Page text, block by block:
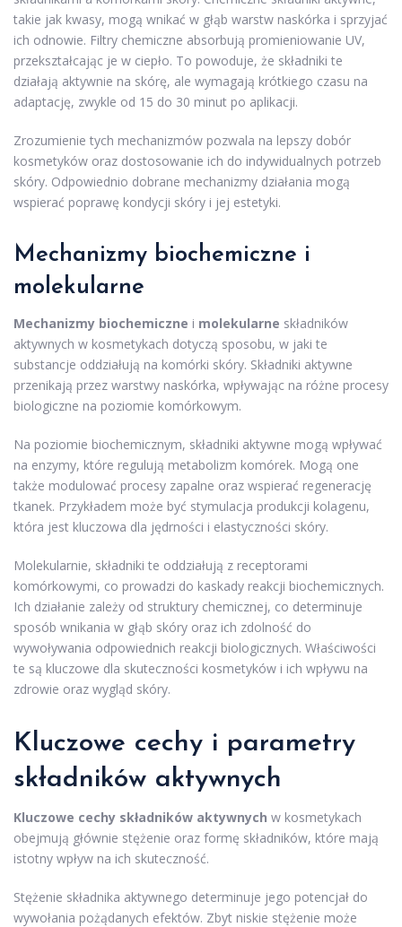
takie jak kwasy, mogą wnikać w głąb warstw naskórka i sprzyjać
ich odnowie. Filtry chemiczne absorbują promieniowanie UV,
przekształcając je w ciepło. To powoduje, że składniki te
działają aktywnie na skórę, ale wymagają krótkiego czasu na
adaptację, zwykle od 15 do 30 minut po aplikacji.
Zrozumienie tych mechanizmów pozwala na lepszy dobór
kosmetyków oraz dostosowanie ich do indywidualnych potrzeb
skóry. Odpowiednio dobrane mechanizmy działania mogą
wspierać poprawę kondycji skóry i jej estetyki.
Mechanizmy biochemiczne i
molekularne
Mechanizmy biochemiczne i molekularne składników
aktywnych w kosmetykach dotyczą sposobu, w jaki te
substancje oddziałują na komórki skóry. Składniki aktywne
przenikają przez warstwy naskórka, wpływając na różne procesy
biologiczne na poziomie komórkowym.
Na poziomie biochemicznym, składniki aktywne mogą wpływać
na enzymy, które regulują metabolizm komórek. Mogą one
także modulować procesy zapalne oraz wspierać regenerację
tkanek. Przykładem może być stymulacja produkcji kolagenu,
która jest kluczowa dla jędrności i elastyczności skóry.
Molekularnie, składniki te oddziałują z receptorami
komórkowymi, co prowadzi do kaskady reakcji biochemicznych.
Ich działanie zależy od struktury chemicznej, co determinuje
sposób wnikania w głąb skóry oraz ich zdolność do
wywoływania odpowiednich reakcji biologicznych. Właściwości
te są kluczowe dla skuteczności kosmetyków i ich wpływu na
zdrowie oraz wygląd skóry.
Kluczowe cechy i parametry
składników aktywnych
Kluczowe cechy składników aktywnych w kosmetykach
obejmują głównie stężenie oraz formę składników, które mają
istotny wpływ na ich skuteczność.
Stężenie składnika aktywnego determinuje jego potencjał do
wywołania pożądanych efektów. Zbyt niskie stężenie może